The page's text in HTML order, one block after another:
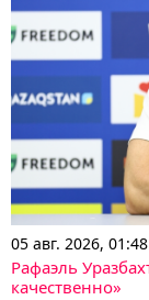
05 авг. 2026, 01:48
Рафаэль
качественно»